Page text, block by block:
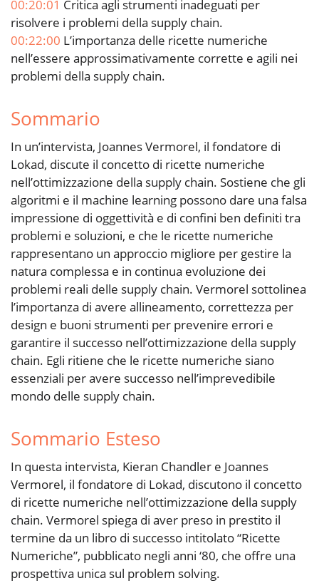
00:20:01 Critica agli strumenti inadeguati per
risolvere i problemi della supply chain.
00:22:00 L’importanza delle ricette numeriche
nell’essere approssimativamente corrette e agili nei
problemi della supply chain.
Sommario
In un’intervista, Joannes Vermorel, il fondatore di
Lokad, discute il concetto di ricette numeriche
nell’ottimizzazione della supply chain. Sostiene che gli
algoritmi e il machine learning possono dare una falsa
impressione di oggettività e di confini ben definiti tra
problemi e soluzioni, e che le ricette numeriche
rappresentano un approccio migliore per gestire la
natura complessa e in continua evoluzione dei
problemi reali delle supply chain. Vermorel sottolinea
l’importanza di avere allineamento, correttezza per
design e buoni strumenti per prevenire errori e
garantire il successo nell’ottimizzazione della supply
chain. Egli ritiene che le ricette numeriche siano
essenziali per avere successo nell’imprevedibile
mondo delle supply chain.
Sommario Esteso
In questa intervista, Kieran Chandler e Joannes
Vermorel, il fondatore di Lokad, discutono il concetto
di ricette numeriche nell’ottimizzazione della supply
chain. Vermorel spiega di aver preso in prestito il
termine da un libro di successo intitolato “Ricette
Numeriche”, pubblicato negli anni ‘80, che offre una
prospettiva unica sul problem solving.